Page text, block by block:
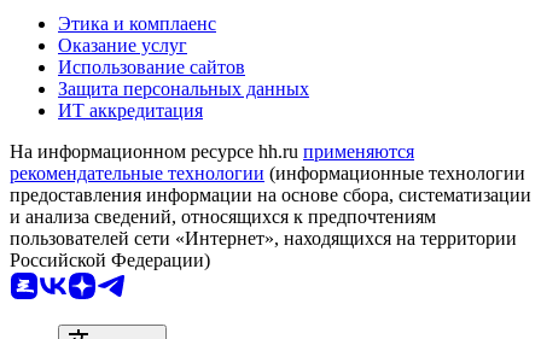
Этика и комплаенс
Оказание услуг
Использование сайтов
Защита персональных данных
ИТ аккредитация
На информационном ресурсе hh.ru применяются
рекомендательные технологии (информационные технологии
предоставления информации на основе сбора, систематизации
и анализа сведений, относящихся к предпочтениям
пользователей сети «Интернет», находящихся на территории
Российской Федерации)